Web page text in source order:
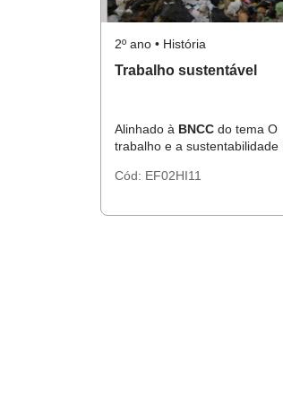
2º ano • História
Trabalho sustentável
Alinhado à BNCC do tema O
trabalho e a sustentabilidade
Cód: EF02HI11